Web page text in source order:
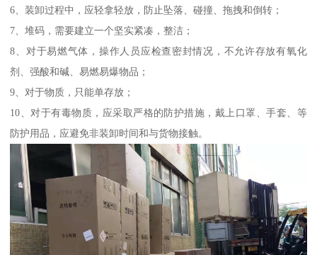
6、装卸过程中，应轻拿轻放，防止坠落、碰撞、拖拽和倒转；
7、堆码，需要建立一个坚实紧凑，整洁；
8、对于易燃气体，操作人员应检查密封情况，不允许存放有氧化
剂、强酸和碱、易燃易爆物品；
9、对于物质，只能单存放；
10、对于有毒物质，应采取严格的防护措施，戴上口罩、手套、等
防护用品，应避免非装卸时间和与货物接触。